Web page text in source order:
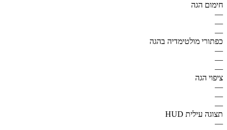
חימום הגה
—
—
—
כפתורי מולטימדיה בהגה
—
—
—
ציפוי הגה
—
—
—
תצוגה עילית HUD
—